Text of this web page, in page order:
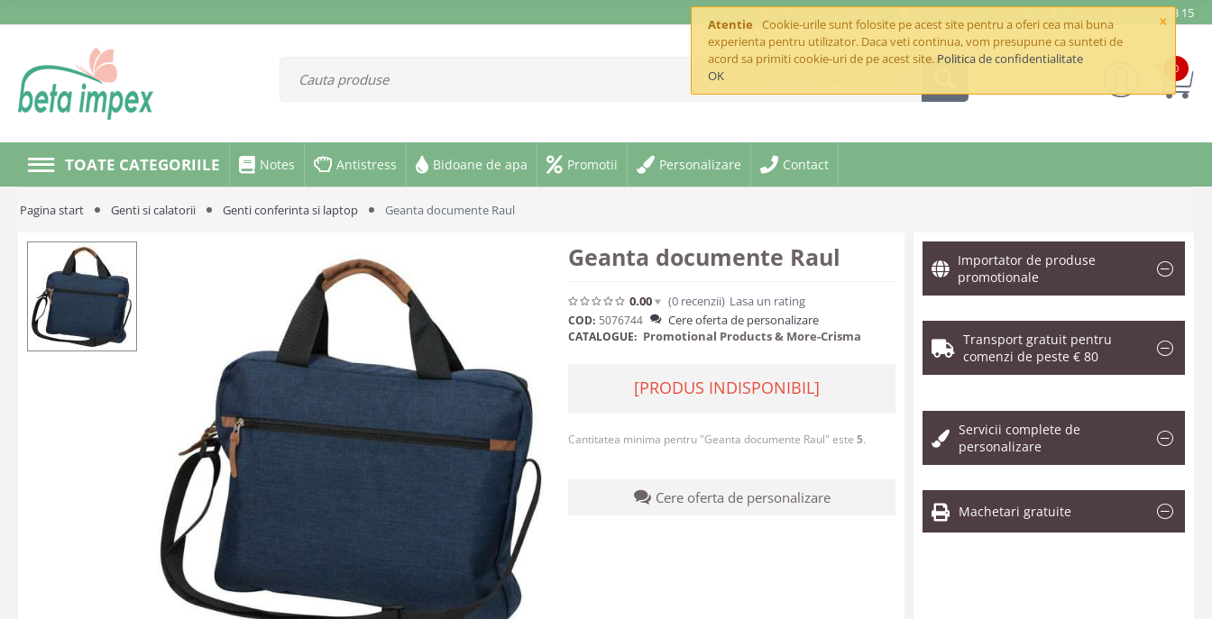
×
Atentie
Cookie-urile sunt folosite pe acest site pentru a oferi cea mai buna
experienta pentru utilizator. Daca veti continua, vom presupune ca sunteti de
acord sa primiti cookie-uri de pe acest site. Politica de confidentialitate
OK
office@betaimpex.ro Mobil: +40 722 287 335 Telefon: +40 21 320 03 15
0
TOATE CATEGORIILE Notes Antistress Bidoane de apa Promotii Personalizare Contact
Pagina start Genti si calatorii Genti conferinta si laptop Geanta documente Raul
Geanta documente Raul
0.00 (0 recenzii) Lasa un rating
COD: 5076744 Cere oferta de personalizare
CATALOGUE: Promotional Products & More-Crisma
[PRODUS INDISPONIBIL]
Cantitatea minima pentru "Geanta documente Raul" este 5.
Cere oferta de personalizare
Importator de produse
promotionale
Transport gratuit pentru
comenzi de peste € 80
Servicii complete de
personalizare
Machetari gratuite